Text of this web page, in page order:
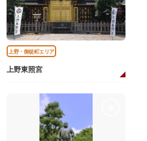
上野・御徒町エリア
上野東照宮